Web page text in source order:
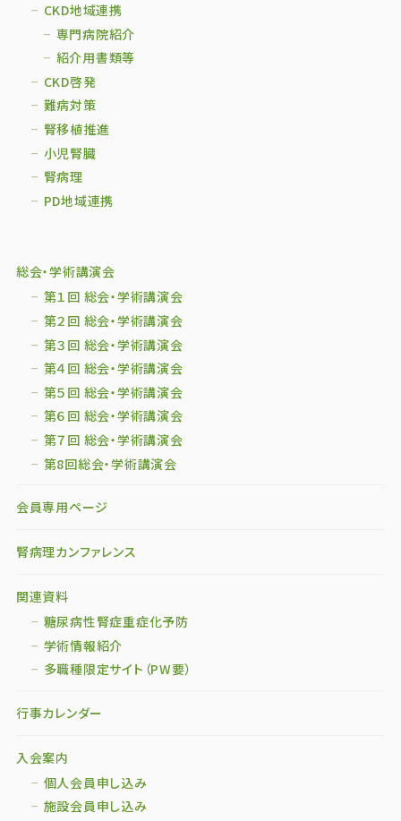
CKD地域連携
専門病院紹介
紹介用書類等
CKD啓発
難病対策
腎移植推進
小児腎臓
腎病理
PD地域連携
総会・学術講演会
第１回 総会・学術講演会
第２回 総会・学術講演会
第３回 総会・学術講演会
第４回 総会・学術講演会
第５回 総会・学術講演会
第６回 総会・学術講演会
第７回 総会・学術講演会
第8回総会・学術講演会
会員専用ページ
腎病理カンファレンス
関連資料
糖尿病性腎症重症化予防
学術情報紹介
多職種限定サイト（PW要）
行事カレンダー
入会案内
個人会員申し込み
施設会員申し込み